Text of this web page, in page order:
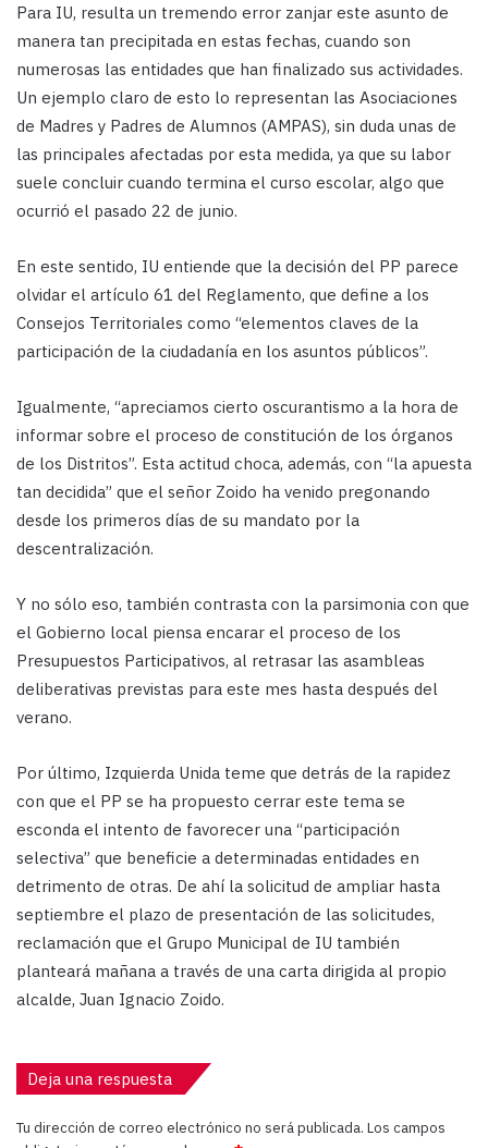
Para IU, resulta un tremendo error zanjar este asunto de
manera tan precipitada en estas fechas, cuando son
numerosas las entidades que han finalizado sus actividades.
Un ejemplo claro de esto lo representan las Asociaciones
de Madres y Padres de Alumnos (AMPAS), sin duda unas de
las principales afectadas por esta medida, ya que su labor
suele concluir cuando termina el curso escolar, algo que
ocurrió el pasado 22 de junio.
En este sentido, IU entiende que la decisión del PP parece
olvidar el artículo 61 del Reglamento, que define a los
Consejos Territoriales como “elementos claves de la
participación de la ciudadanía en los asuntos públicos”.
Igualmente, “apreciamos cierto oscurantismo a la hora de
informar sobre el proceso de constitución de los órganos
de los Distritos”. Esta actitud choca, además, con “la apuesta
tan decidida” que el señor Zoido ha venido pregonando
desde los primeros días de su mandato por la
descentralización.
Y no sólo eso, también contrasta con la parsimonia con que
el Gobierno local piensa encarar el proceso de los
Presupuestos Participativos, al retrasar las asambleas
deliberativas previstas para este mes hasta después del
verano.
Por último, Izquierda Unida teme que detrás de la rapidez
con que el PP se ha propuesto cerrar este tema se
esconda el intento de favorecer una “participación
selectiva” que beneficie a determinadas entidades en
detrimento de otras. De ahí la solicitud de ampliar hasta
septiembre el plazo de presentación de las solicitudes,
reclamación que el Grupo Municipal de IU también
planteará mañana a través de una carta dirigida al propio
alcalde, Juan Ignacio Zoido.
Deja una respuesta
Tu dirección de correo electrónico no será publicada. Los campos